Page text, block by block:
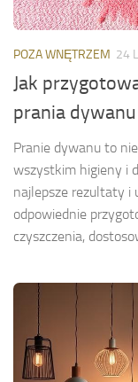
POZA WNĘTRZEM 24
Jak
prania dywanu
Pranie dywanu to
wszystkim higieny i
najlepsze rezultaty i
odpowiednie
czyszczenia,